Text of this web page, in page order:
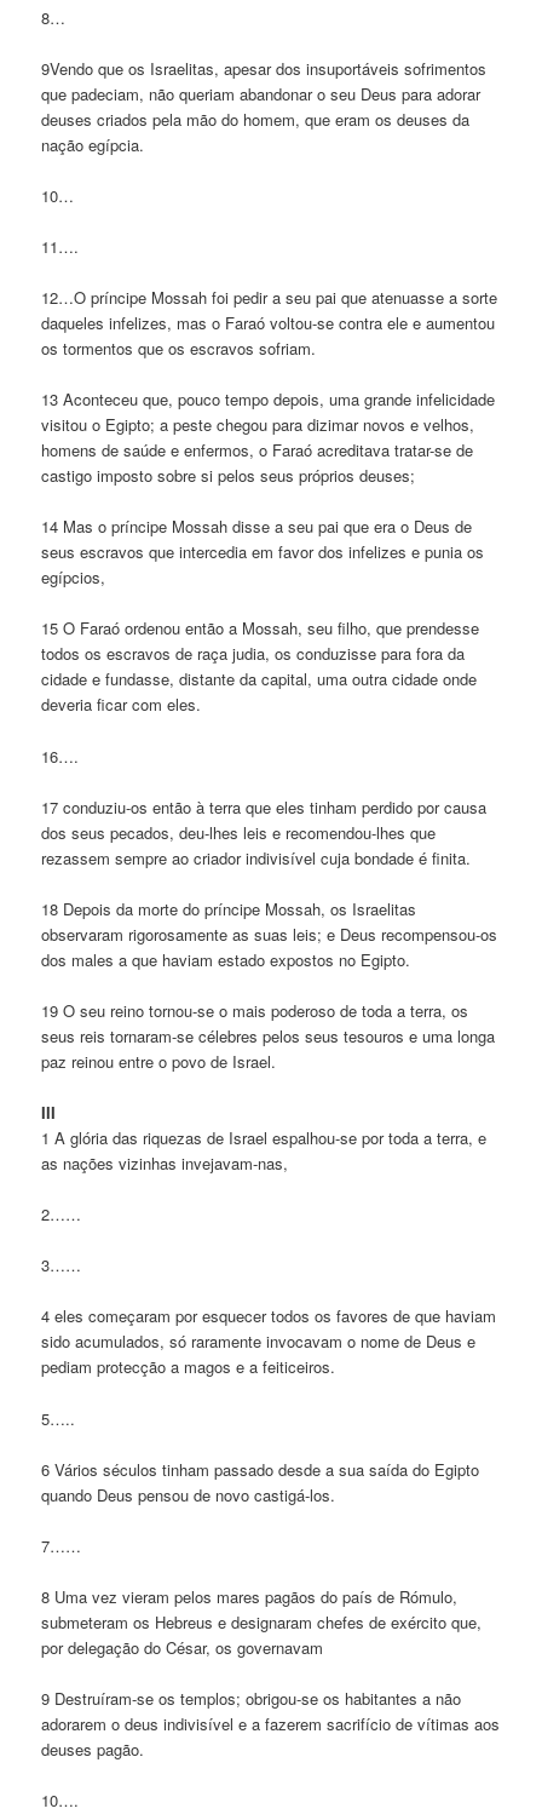
8…
9Vendo que os Israelitas, apesar dos insuportáveis sofrimentos
que padeciam, não queriam abandonar o seu Deus para adorar
deuses criados pela mão do homem, que eram os deuses da
nação egípcia.
10…
11….
12…O príncipe Mossah foi pedir a seu pai que atenuasse a sorte
daqueles infelizes, mas o Faraó voltou-se contra ele e aumentou
os tormentos que os escravos sofriam.
13 Aconteceu que, pouco tempo depois, uma grande infelicidade
visitou o Egipto; a peste chegou para dizimar novos e velhos,
homens de saúde e enfermos, o Faraó acreditava tratar-se de
castigo imposto sobre si pelos seus próprios deuses;
14 Mas o príncipe Mossah disse a seu pai que era o Deus de
seus escravos que intercedia em favor dos infelizes e punia os
egípcios,
15 O Faraó ordenou então a Mossah, seu filho, que prendesse
todos os escravos de raça judia, os conduzisse para fora da
cidade e fundasse, distante da capital, uma outra cidade onde
deveria ficar com eles.
16….
17 conduziu-os então à terra que eles tinham perdido por causa
dos seus pecados, deu-lhes leis e recomendou-lhes que
rezassem sempre ao criador indivisível cuja bondade é finita.
18 Depois da morte do príncipe Mossah, os Israelitas
observaram rigorosamente as suas leis; e Deus recompensou-os
dos males a que haviam estado expostos no Egipto.
19 O seu reino tornou-se o mais poderoso de toda a terra, os
seus reis tornaram-se célebres pelos seus tesouros e uma longa
paz reinou entre o povo de Israel.
III
1 A glória das riquezas de Israel espalhou-se por toda a terra, e
as nações vizinhas invejavam-nas,
2……
3……
4 eles começaram por esquecer todos os favores de que haviam
sido acumulados, só raramente invocavam o nome de Deus e
pediam protecção a magos e a feiticeiros.
5…..
6 Vários séculos tinham passado desde a sua saída do Egipto
quando Deus pensou de novo castigá-los.
7……
8 Uma vez vieram pelos mares pagãos do país de Rómulo,
submeteram os Hebreus e designaram chefes de exército que,
por delegação do César, os governavam
9 Destruíram-se os templos; obrigou-se os habitantes a não
adorarem o deus indivisível e a fazerem sacrifício de vítimas aos
deuses pagão.
10….